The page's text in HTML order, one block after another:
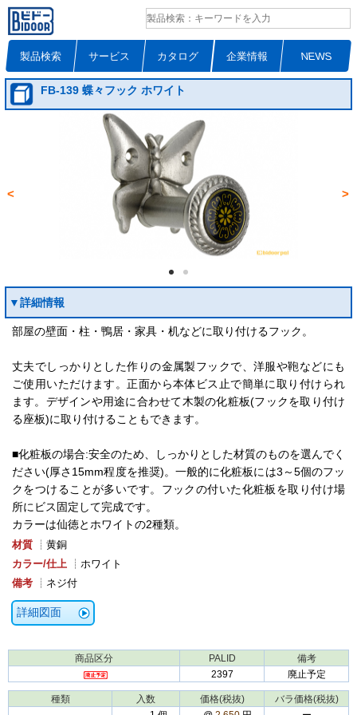
製品検索 サービス カタログ 企業情報 NEWS
FB-139 蝶々フック ホワイト
< >
▼詳細情報
部屋の壁面・柱・鴨居・家具・机などに取り付けるフック。
丈夫でしっかりとした作りの金属製フックで、洋服や鞄などにも
ご使用いただけます。正面から本体ビス止で簡単に取り付けられ
ます。デザインや用途に合わせて木製の化粧板(フックを取り付け
る座板)に取り付けることもできます。
■化粧板の場合:安全のため、しっかりとした材質のものを選んでく
ださい(厚さ15mm程度を推奨)。一般的に化粧板には3～5個のフッ
クをつけることが多いです。フックの付いた化粧板を取り付け場
所にビス固定して完成です。
カラーは仙徳とホワイトの2種類。
材質
┊黄銅
カラー/仕上
┊ホワイト
備考
┊ネジ付
詳細図面
商品区分 PALID
備考
2397
廃止予定
種類 入数 価格(税抜)
バラ価格(税抜)